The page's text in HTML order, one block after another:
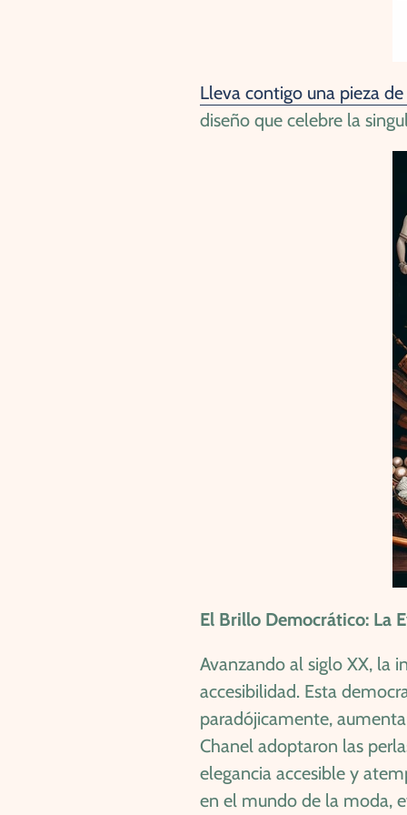
Lleva contigo una pieza
diseño que celebre la
El Brillo Democrático: La
Avanzando al siglo XX, la
accesibilidad. Esta
paradójicamente,
Chanel adoptaron las
elegancia accesible y
en el mundo de la moda,